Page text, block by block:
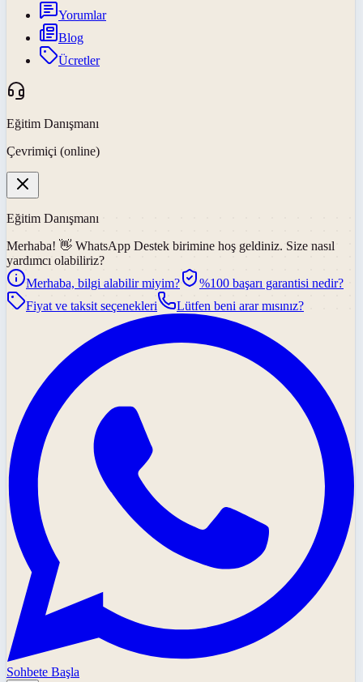
Yorumlar
Blog
Ücretler
Eğitim Danışmanı
Çevrimiçi (online)
Eğitim Danışmanı
Merhaba! 👋 WhatsApp Destek birimine hoş geldiniz. Size nasıl
yardımcı olabiliriz?
Merhaba, bilgi alabilir miyim?
%100 başarı garantisi nedir?
Fiyat ve taksit seçenekleri
Lütfen beni arar mısınız?
Sohbete Başla